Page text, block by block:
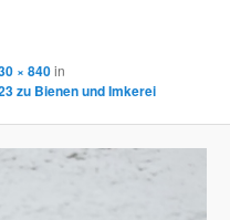
× 840in
zu Bienen und Imkerei